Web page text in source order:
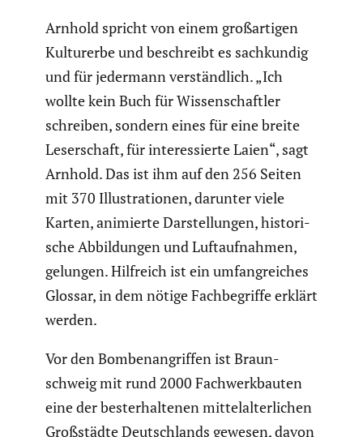
Arnhold spricht von einem großar­tigen
Kultur­erbe und beschreibt es sachkundig
und für jedermann verständ­lich. „Ich
wollte kein Buch für Wissen­schaftler
schreiben, sondern eines für eine breite
Leser­schaft, für inter­es­sierte Laien“, sagt
Arnhold. Das ist ihm auf den 256 Seiten
mit 370 Illus­tra­tionen, darunter viele
Karten, animierte Darstel­lungen, histo­ri­
sche Abbil­dungen und Luftauf­nahmen,
gelungen. Hilfreich ist ein umfang­rei­ches
Glossar, in dem nötige Fachbe­griffe erklärt
werden.
Vor den Bomben­an­griffen ist Braun­
schweig mit rund 2000 Fachwerk­bauten
eine der besterhal­tenen mittel­al­ter­li­chen
Großstädte Deutsch­lands gewesen, davon